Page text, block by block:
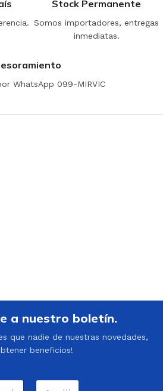
Stock Permanente
Somos importadores, entregas
inmediatas.
WhatsApp 099-MIRVIC
a nuestro boletín.
que nadie de nuestras novedades,
beneficios!